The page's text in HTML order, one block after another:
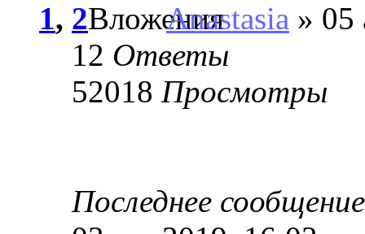
1, 2 Anastasia » 05
12 Ответы
52018 Просмотры
Последнее